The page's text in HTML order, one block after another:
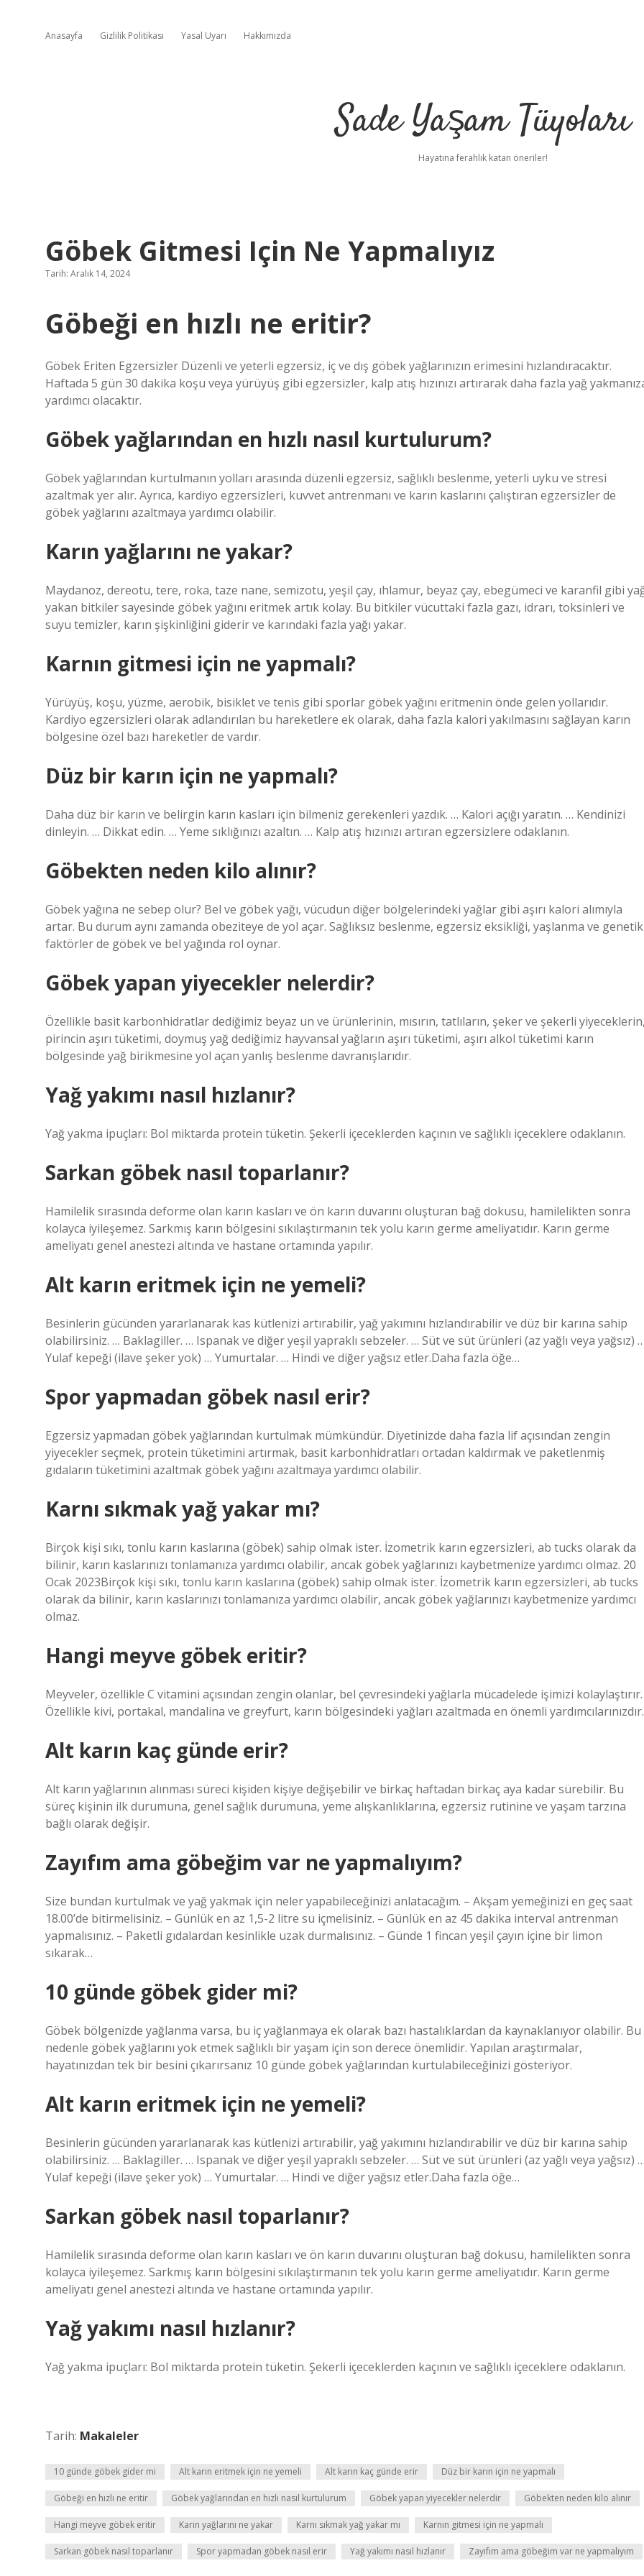
Anasayfa Gizlilik Politikası Yasal Uyarı Hakkımızda
Sade Yaşam Tüyoları
Hayatına ferahlık katan öneriler!
Göbek Gitmesi Için Ne Yapmalıyız
Tarih: Aralık 14, 2024
Göbeği en hızlı ne eritir?
Göbek Eriten Egzersizler Düzenli ve yeterli egzersiz, iç ve dış göbek yağlarınızın erimesini hızlandıracaktır.
Haftada 5 gün 30 dakika koşu veya yürüyüş gibi egzersizler, kalp atış hızınızı artırarak daha fazla yağ
yardımcı olacaktır.
Göbek yağlarından en hızlı nasıl kurtulurum?
Göbek yağlarından kurtulmanın yolları arasında düzenli egzersiz, sağlıklı beslenme, yeterli uyku ve stresi
azaltmak yer alır. Ayrıca, kardiyo egzersizleri, kuvvet antrenmanı ve karın kaslarını çalıştıran egzersizler de
göbek yağlarını azaltmaya yardımcı olabilir.
Karın yağlarını ne yakar?
Maydanoz, dereotu, tere, roka, taze nane, semizotu, yeşil çay, ıhlamur, beyaz çay, ebegümeci ve karanfil gibi
yakan bitkiler sayesinde göbek yağını eritmek artık kolay. Bu bitkiler vücuttaki fazla gazı, idrarı, toksinleri ve
suyu temizler, karın şişkinliğini giderir ve karındaki fazla yağı yakar.
Karnın gitmesi için ne yapmalı?
Yürüyüş, koşu, yüzme, aerobik, bisiklet ve tenis gibi sporlar göbek yağını eritmenin önde gelen yollarıdır.
Kardiyo egzersizleri olarak adlandırılan bu hareketlere ek olarak, daha fazla kalori yakılmasını sağlayan karın
bölgesine özel bazı hareketler de vardır.
Düz bir karın için ne yapmalı?
Daha düz bir karın ve belirgin karın kasları için bilmeniz gerekenleri yazdık. … Kalori açığı yaratın. … Kendinizi
dinleyin. … Dikkat edin. … Yeme sıklığınızı azaltın. … Kalp atış hızınızı artıran egzersizlere odaklanın.
Göbekten neden kilo alınır?
Göbek yağına ne sebep olur? Bel ve göbek yağı, vücudun diğer bölgelerindeki yağlar gibi aşırı kalori alımıyla
artar. Bu durum aynı zamanda obeziteye de yol açar. Sağlıksız beslenme, egzersiz eksikliği, yaşlanma ve genetik
faktörler de göbek ve bel yağında rol oynar.
Göbek yapan yiyecekler nelerdir?
Özellikle basit karbonhidratlar dediğimiz beyaz un ve ürünlerinin, mısırın, tatlıların, şeker ve şekerli yiyeceklerin,
pirincin aşırı tüketimi, doymuş yağ dediğimiz hayvansal yağların aşırı tüketimi, aşırı alkol tüketimi karın
bölgesinde yağ birikmesine yol açan yanlış beslenme davranışlarıdır.
Yağ yakımı nasıl hızlanır?
Yağ yakma ipuçları: Bol miktarda protein tüketin. Şekerli içeceklerden kaçının ve sağlıklı içeceklere odaklanın.
Sarkan göbek nasıl toparlanır?
Hamilelik sırasında deforme olan karın kasları ve ön karın duvarını oluşturan bağ dokusu, hamilelikten sonra
kolayca iyileşemez. Sarkmış karın bölgesini sıkılaştırmanın tek yolu karın germe ameliyatıdır. Karın germe
ameliyatı genel anestezi altında ve hastane ortamında yapılır.
Alt karın eritmek için ne yemeli?
Besinlerin gücünden yararlanarak kas kütlenizi artırabilir, yağ yakımını hızlandırabilir ve düz bir karına sahip
olabilirsiniz. … Baklagiller. … Ispanak ve diğer yeşil yapraklı sebzeler. … Süt ve süt ürünleri (az yağlı veya yağsız) …
Yulaf kepeği (ilave şeker yok) … Yumurtalar. … Hindi ve diğer yağsız etler.Daha fazla öğe…
Spor yapmadan göbek nasıl erir?
Egzersiz yapmadan göbek yağlarından kurtulmak mümkündür. Diyetinizde daha fazla lif açısından zengin
yiyecekler seçmek, protein tüketimini artırmak, basit karbonhidratları ortadan kaldırmak ve paketlenmiş
gıdaların tüketimini azaltmak göbek yağını azaltmaya yardımcı olabilir.
Karnı sıkmak yağ yakar mı?
Birçok kişi sıkı, tonlu karın kaslarına (göbek) sahip olmak ister. İzometrik karın egzersizleri, ab tucks olarak da
bilinir, karın kaslarınızı tonlamanıza yardımcı olabilir, ancak göbek yağlarınızı kaybetmenize yardımcı olmaz. 20
Ocak 2023Birçok kişi sıkı, tonlu karın kaslarına (göbek) sahip olmak ister. İzometrik karın egzersizleri, ab tucks
olarak da bilinir, karın kaslarınızı tonlamanıza yardımcı olabilir, ancak göbek yağlarınızı kaybetmenize yardımcı
olmaz.
Hangi meyve göbek eritir?
Meyveler, özellikle C vitamini açısından zengin olanlar, bel çevresindeki yağlarla mücadelede işimizi kolaylaştırır.
Özellikle kivi, portakal, mandalina ve greyfurt, karın bölgesindeki yağları azaltmada en önemli yardımcılarınızdır.
Alt karın kaç günde erir?
Alt karın yağlarının alınması süreci kişiden kişiye değişebilir ve birkaç haftadan birkaç aya kadar sürebilir. Bu
süreç kişinin ilk durumuna, genel sağlık durumuna, yeme alışkanlıklarına, egzersiz rutinine ve yaşam tarzına
bağlı olarak değişir.
Zayıfım ama göbeğim var ne yapmalıyım?
Size bundan kurtulmak ve yağ yakmak için neler yapabileceğinizi anlatacağım. – Akşam yemeğinizi en geç saat
18.00’de bitirmelisiniz. – Günlük en az 1,5-2 litre su içmelisiniz. – Günlük en az 45 dakika interval antrenman
yapmalısınız. – Paketli gıdalardan kesinlikle uzak durmalısınız. – Günde 1 fincan yeşil çayın içine bir limon
sıkarak…
10 günde göbek gider mi?
Göbek bölgenizde yağlanma varsa, bu iç yağlanmaya ek olarak bazı hastalıklardan da kaynaklanıyor olabilir. Bu
nedenle göbek yağlarını yok etmek sağlıklı bir yaşam için son derece önemlidir. Yapılan araştırmalar,
hayatınızdan tek bir besini çıkarırsanız 10 günde göbek yağlarından kurtulabileceğinizi gösteriyor.
Alt karın eritmek için ne yemeli?
Besinlerin gücünden yararlanarak kas kütlenizi artırabilir, yağ yakımını hızlandırabilir ve düz bir karına sahip
olabilirsiniz. … Baklagiller. … Ispanak ve diğer yeşil yapraklı sebzeler. … Süt ve süt ürünleri (az yağlı veya yağsız) …
Yulaf kepeği (ilave şeker yok) … Yumurtalar. … Hindi ve diğer yağsız etler.Daha fazla öğe…
Sarkan göbek nasıl toparlanır?
Hamilelik sırasında deforme olan karın kasları ve ön karın duvarını oluşturan bağ dokusu, hamilelikten sonra
kolayca iyileşemez. Sarkmış karın bölgesini sıkılaştırmanın tek yolu karın germe ameliyatıdır. Karın germe
ameliyatı genel anestezi altında ve hastane ortamında yapılır.
Yağ yakımı nasıl hızlanır?
Yağ yakma ipuçları: Bol miktarda protein tüketin. Şekerli içeceklerden kaçının ve sağlıklı içeceklere odaklanın.
Tarih: Makaleler
10 günde göbek gider mi Alt karın eritmek için ne yemeli Alt karın kaç günde erir Düz bir karın için ne yapmalı
Göbeği en hızlı ne eritir Göbek yağlarından en hızlı nasıl kurtulurum Göbek yapan yiyecekler nelerdir Göbekten neden kilo alınır
Hangi meyve göbek eritir Karın yağlarını ne yakar Karnı sıkmak yağ yakar mı Karnın gitmesi için ne yapmalı
Sarkan göbek nasıl toparlanır Spor yapmadan göbek nasıl erir Yağ yakımı nasıl hızlanır Zayıfım ama göbeğim var ne yapmalıyım